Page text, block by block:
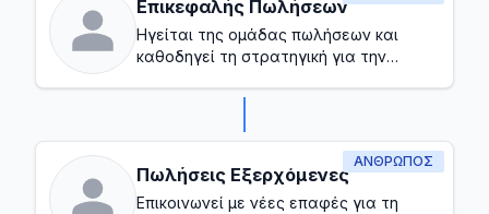
Επικεφαλής Πωλήσεων
Ηγείται της ομάδας πωλήσεων και
καθοδηγεί τη στρατηγική για την
ΆΝΘΡΩΠΟΣ
Πωλήσεις Εξερχόμενες
Επικοινωνεί με νέες επαφές για τη